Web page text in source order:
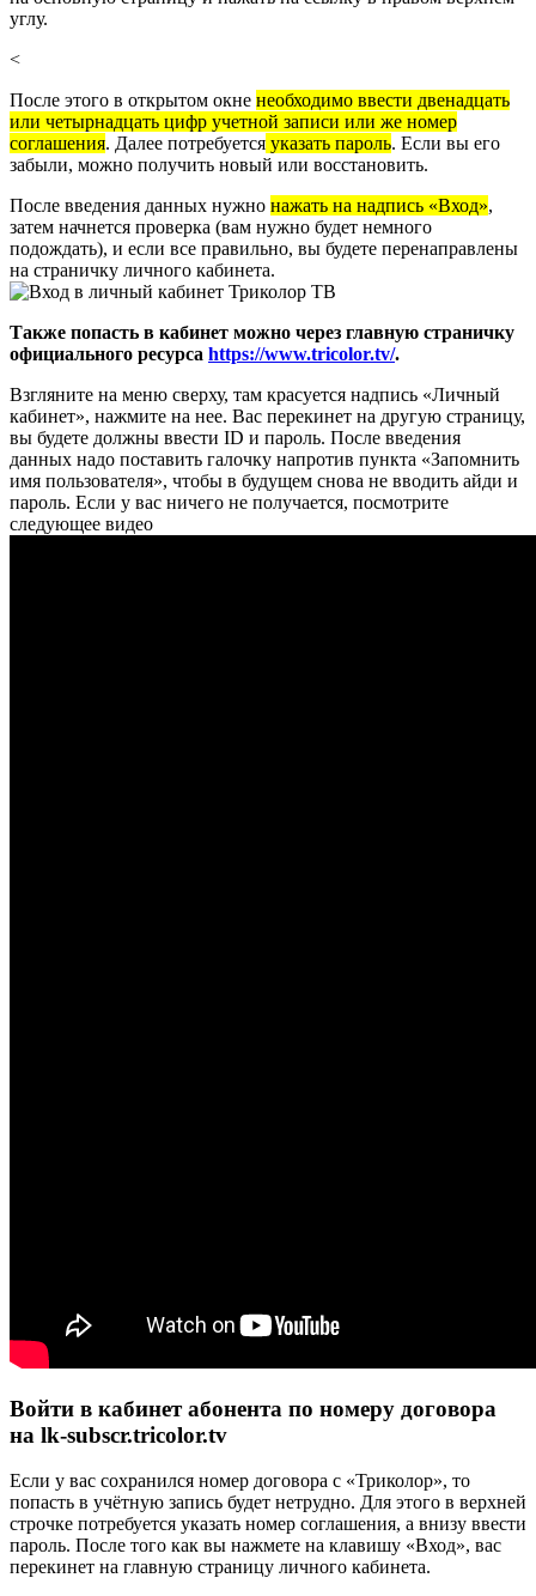
углу.
<
После этого в открытом окне необходимо ввести двенадцать
или четырнадцать цифр учетной записи или же номер
соглашения. Далее потребуется указать пароль. Если вы его
забыли, можно получить новый или восстановить.
После введения данных нужно нажать на надпись «Вход»,
затем начнется проверка (вам нужно будет немного
подождать), и если все правильно, вы будете перенаправлены
на страничку личного кабинета.
Также попасть в кабинет можно через главную страничку
официального ресурса https://www.tricolor.tv/.
Взгляните на меню сверху, там красуется надпись «Личный
кабинет», нажмите на нее. Вас перекинет на другую страницу,
вы будете должны ввести ID и пароль. После введения
данных надо поставить галочку напротив пункта «Запомнить
имя пользователя», чтобы в будущем снова не вводить айди и
пароль. Если у вас ничего не получается, посмотрите
следующее видео
Войти в кабинет абонента по номеру договора
на lk-subscr.tricolor.tv
Если у вас сохранился номер договора с «Триколор», то
попасть в учётную запись будет нетрудно. Для этого в верхней
строчке потребуется указать номер соглашения, а внизу ввести
пароль. После того как вы нажмете на клавишу «Вход», вас
перекинет на главную страницу личного кабинета.